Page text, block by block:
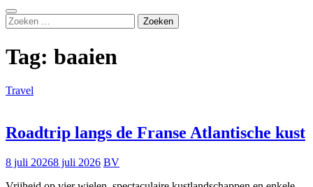
Zoeken
Zoeken
naar:
Tag: baaien
Travel
Roadtrip langs de Franse Atlantische kust
8 juli 20268 juli 2026 BV